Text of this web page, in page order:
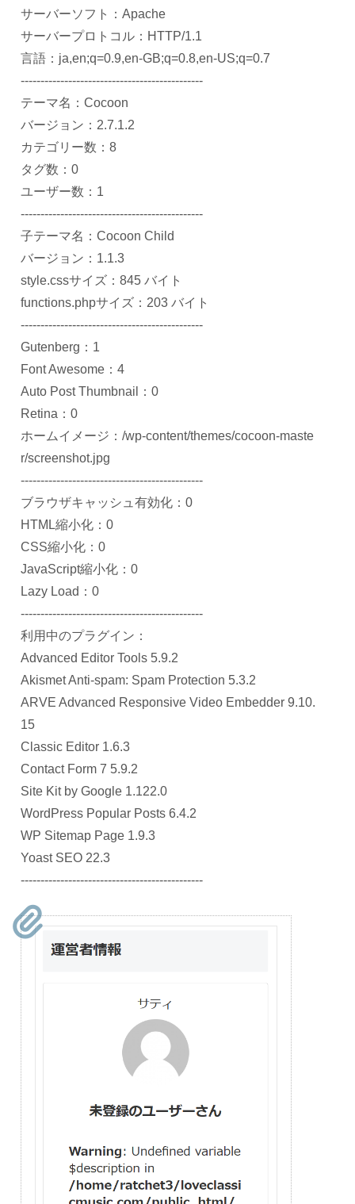
サーバーソフト：Apache
サーバープロトコル：HTTP/1.1
言語：ja,en;q=0.9,en-GB;q=0.8,en-US;q=0.7
----------------------------------------------
テーマ名：Cocoon
バージョン：2.7.1.2
カテゴリー数：8
タグ数：0
ユーザー数：1
----------------------------------------------
子テーマ名：Cocoon Child
バージョン：1.1.3
style.cssサイズ：845 バイト
functions.phpサイズ：203 バイト
----------------------------------------------
Gutenberg：1
Font Awesome：4
Auto Post Thumbnail：0
Retina：0
ホームイメージ：/wp-content/themes/cocoon-maste
r/screenshot.jpg
----------------------------------------------
ブラウザキャッシュ有効化：0
HTML縮小化：0
CSS縮小化：0
JavaScript縮小化：0
Lazy Load：0
----------------------------------------------
利用中のプラグイン：
Advanced Editor Tools 5.9.2
Akismet Anti-spam: Spam Protection 5.3.2
ARVE Advanced Responsive Video Embedder 9.10.
15
Classic Editor 1.6.3
Contact Form 7 5.9.2
Site Kit by Google 1.122.0
WordPress Popular Posts 6.4.2
WP Sitemap Page 1.9.3
Yoast SEO 22.3
----------------------------------------------